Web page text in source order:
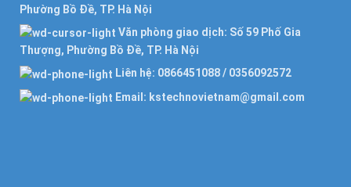
Phường Bồ Đề, TP. Hà Nội
Văn phòng giao dịch: Số 59 Phố Gia
Thượng, Phường Bồ Đề, TP. Hà Nội
Liên hệ: 0866451088 / 0356092572
Email: kstechnovietnam@gmail.com